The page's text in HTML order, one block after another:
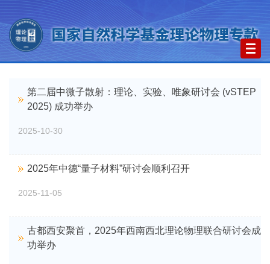
第二届中微子散射：理论、实验、唯象研讨会 (vSTEP
2025) 成功举办
2025-10-30
2025年中德“量子材料”研讨会顺利召开
2025-11-05
古都西安聚首，2025年西南西北理论物理联合研讨会成
功举办